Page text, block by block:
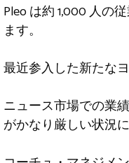
Pleo は約 1,000 人の
ます。
最近参入した新たな
ニュース市場での業
がかなり厳しい状況